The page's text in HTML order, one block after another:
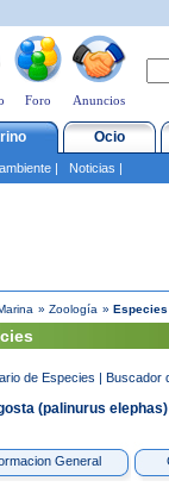
Foro Anuncios
Ocio
| Noticias |
» Zoología » Especies
de Especies | Buscador
(palinurus elephas)
General